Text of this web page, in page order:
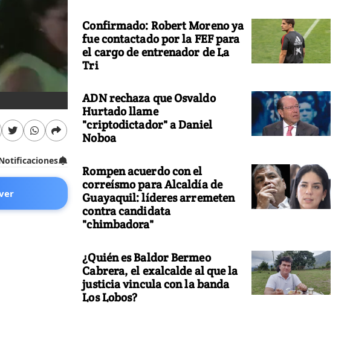
Confirmado: Robert Moreno ya
fue contactado por la FEF para
el cargo de entrenador de La
Tri
ADN rechaza que Osvaldo
Hurtado llame
"criptodictador" a Daniel
Noboa
Rompen acuerdo con el
correísmo para Alcaldía de
Guayaquil: líderes arremeten
contra candidata
"chimbadora"
¿Quién es Baldor Bermeo
Cabrera, el exalcalde al que la
justicia vincula con la banda
Los Lobos?